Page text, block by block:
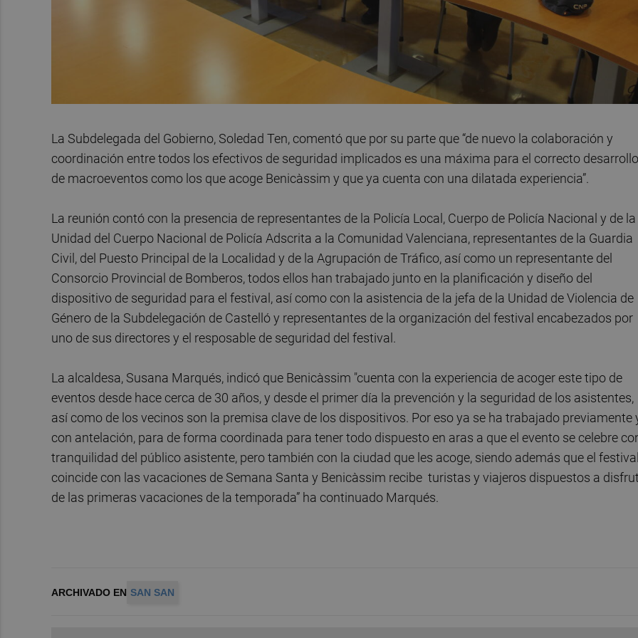
La Subdelegada del Gobierno, Soledad Ten, comentó que por su parte que “de nuevo la colaboración y
coordinación entre todos los efectivos de seguridad implicados es una máxima para el correcto desarrollo
de macroeventos como los que acoge Benicàssim y que ya cuenta con una dilatada experiencia”.
La reunión contó con la presencia de representantes de la Policía Local, Cuerpo de Policía Nacional y de la
Unidad del Cuerpo Nacional de Policía Adscrita a la Comunidad Valenciana, representantes de la Guardia
Civil, del Puesto Principal de la Localidad y de la Agrupación de Tráfico, así como un representante del
Consorcio Provincial de Bomberos, todos ellos han trabajado junto en la planificación y diseño del
dispositivo de seguridad para el festival, así como con la asistencia de la jefa de la Unidad de Violencia de
Género de la Subdelegación de Castelló y representantes de la organización del festival encabezados por
uno de sus directores y el resposable de seguridad del festival.
La alcaldesa, Susana Marqués, indicó que Benicàssim "cuenta con la experiencia de acoger este tipo de
eventos desde hace cerca de 30 años, y desde el primer día la prevención y la seguridad de los asistentes,
así como de los vecinos son la premisa clave de los dispositivos. Por eso ya se ha trabajado previamente
con antelación, para de forma coordinada para tener todo dispuesto en aras a que el evento se celebre
tranquilidad del público asistente, pero también con la ciudad que les acoge, siendo además que el
coincide con las vacaciones de Semana Santa y Benicàssim recibe turistas y viajeros dispuestos a
de las primeras vacaciones de la temporada” ha continuado Marqués.
ARCHIVADO EN SAN SAN